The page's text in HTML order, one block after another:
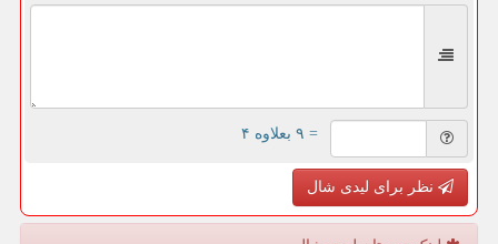
= ۹ بعلاوه ۴
نظر برای لیدی شال